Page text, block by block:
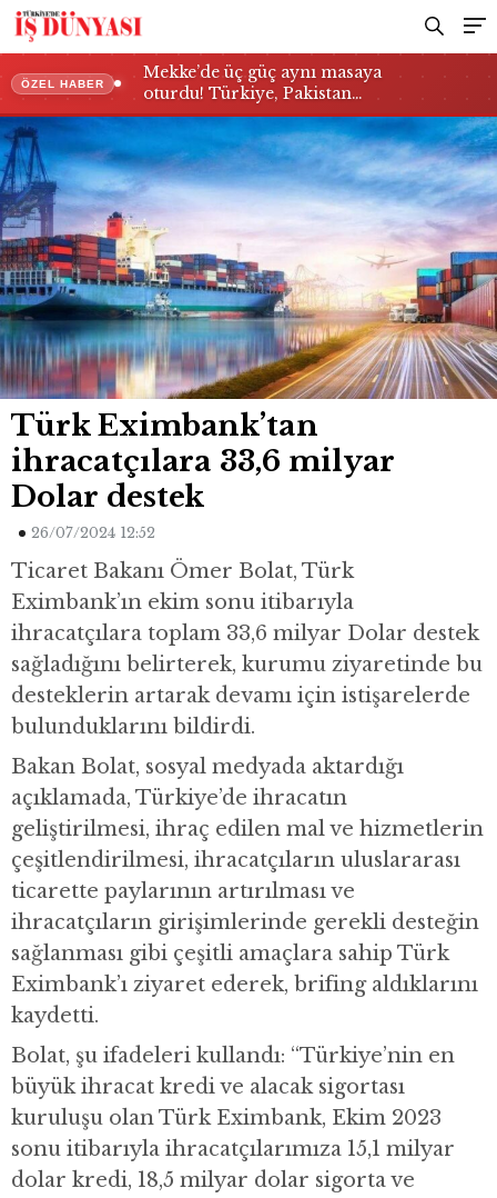
ÖZEL HABER
Mekke’de üç güç aynı masaya
oturdu! Türkiye, Pakistan…
Türk Eximbank’tan
ihracatçılara 33,6 milyar
Dolar destek
26/07/2024 12:52
Ticaret Bakanı Ömer Bolat, Türk
Eximbank’ın ekim sonu itibarıyla
ihracatçılara toplam 33,6 milyar Dolar destek
sağladığını belirterek, kurumu ziyaretinde bu
desteklerin artarak devamı için istişarelerde
bulunduklarını bildirdi.
Bakan Bolat, sosyal medyada aktardığı
açıklamada, Türkiye’de ihracatın
geliştirilmesi, ihraç edilen mal ve hizmetlerin
çeşitlendirilmesi, ihracatçıların uluslararası
ticarette paylarının artırılması ve
ihracatçıların girişimlerinde gerekli desteğin
sağlanması gibi çeşitli amaçlara sahip Türk
Eximbank’ı ziyaret ederek, brifing aldıklarını
kaydetti.
Bolat, şu ifadeleri kullandı: “Türkiye’nin en
büyük ihracat kredi ve alacak sigortası
kuruluşu olan Türk Eximbank, Ekim 2023
sonu itibarıyla ihracatçılarımıza 15,1 milyar
dolar kredi, 18,5 milyar dolar sigorta ve